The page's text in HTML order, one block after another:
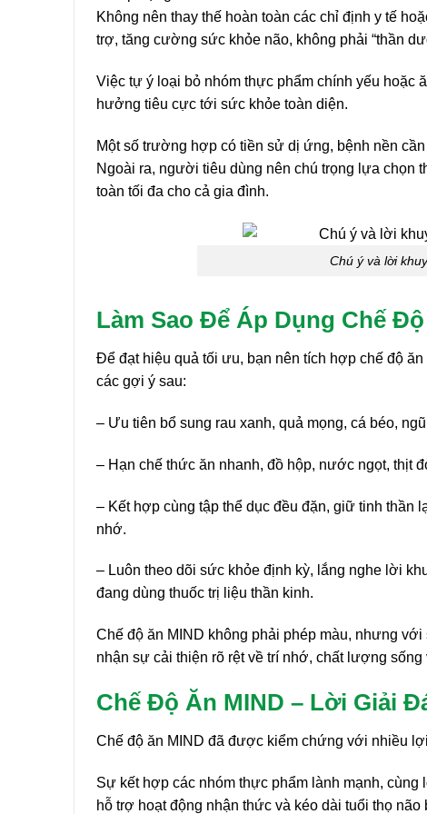
Không nên thay thế hoàn toàn các chỉ định y tế
trợ, tăng cường sức khỏe não, không phải “thần
Việc tự ý loại bỏ nhóm thực phẩm chính yếu hoặc
hưởng tiêu cực tới sức khỏe toàn diện.
Một số trường hợp có tiền sử dị ứng, bệnh nền
Ngoài ra, người tiêu dùng nên chú trọng lựa chọn
toàn tối đa cho cả gia đình.
Chú ý và lời
Làm Sao Để Áp Dụng Chế
Để đạt hiệu quả tối ưu, bạn nên tích hợp chế độ
các gợi ý sau:
– Ưu tiên bổ sung rau xanh, quả mọng, cá béo,
– Hạn chế thức ăn nhanh, đồ hộp, nước ngọt, thịt
– Kết hợp cùng tập thể dục đều đặn, giữ tinh thần
nhớ.
– Luôn theo dõi sức khỏe định kỳ, lắng nghe lời
đang dùng thuốc trị liệu thần kinh.
Chế độ ăn MIND không phải phép màu, nhưng
nhận sự cải thiện rõ rệt về trí nhớ, chất lượng
Chế Độ Ăn MIND – Lời Giải
Chế độ ăn MIND đã được kiểm chứng với nhiều
Sự kết hợp các nhóm thực phẩm lành mạnh,
hỗ trợ hoạt động nhận thức và kéo dài tuổi thọ não